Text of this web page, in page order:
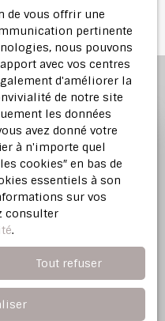
estimation
vous offre une
bien dans l'Est
de vous offrir une
pertinente
nous pouvons
avec vos centres
d'améliorer la
de notre site
les données
avez donné votre
à n'importe quel
cookies″ en bas de
essentiels à son
sur vos
consulter
.
Tout refuser